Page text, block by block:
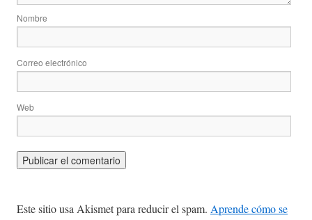
Nombre
Correo electrónico
Web
Este sitio usa Akismet para reducir el spam. Aprende cómo se